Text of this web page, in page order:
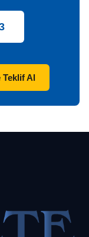
Teklif Al